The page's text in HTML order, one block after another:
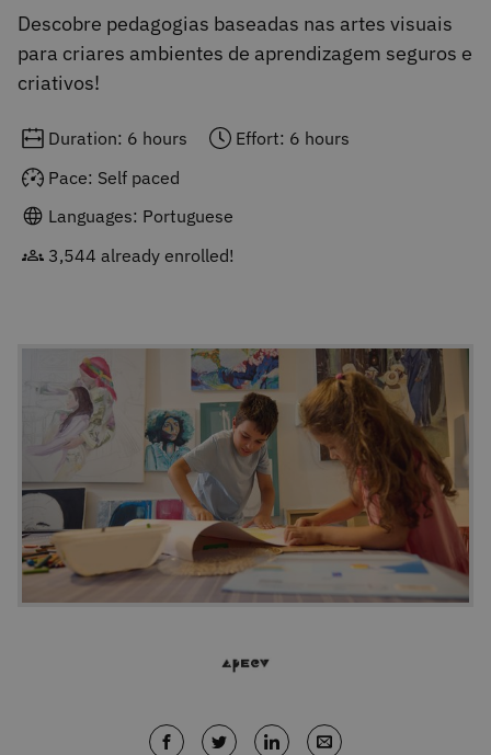
Descobre pedagogias baseadas nas artes visuais
para criares ambientes de aprendizagem seguros e
criativos!
Duration: 6 hours
Effort: 6 hours
Pace: Self paced
Languages: Portuguese
3,544 already enrolled!